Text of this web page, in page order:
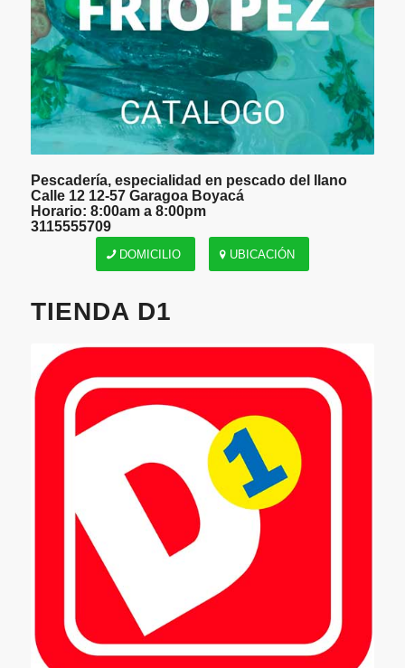
Pescadería, especialidad en pescado del llano
Calle 12 12-57 Garagoa Boyacá
Horario: 8:00am a 8:00pm
3115555709
DOMICILIO UBICACIÓN
TIENDA D1